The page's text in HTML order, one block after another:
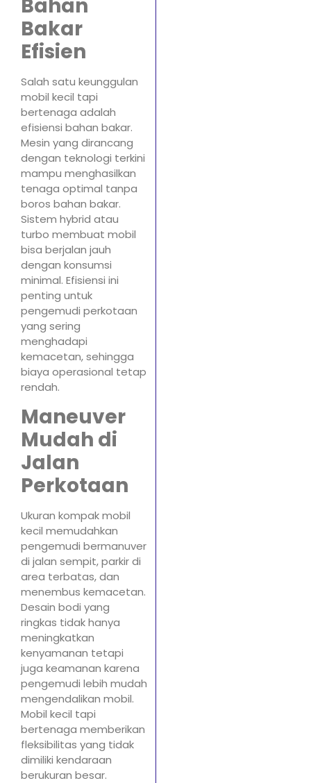
Bahan
Bakar
Efisien
Salah satu keunggulan
mobil kecil tapi
bertenaga adalah
efisiensi bahan bakar.
Mesin yang dirancang
dengan teknologi terkini
mampu menghasilkan
tenaga optimal tanpa
boros bahan bakar.
Sistem hybrid atau
turbo membuat mobil
bisa berjalan jauh
dengan konsumsi
minimal. Efisiensi ini
penting untuk
pengemudi perkotaan
yang sering
menghadapi
kemacetan, sehingga
biaya operasional tetap
rendah.
Maneuver
Mudah di
Jalan
Perkotaan
Ukuran kompak mobil
kecil memudahkan
pengemudi bermanuver
di jalan sempit, parkir di
area terbatas, dan
menembus kemacetan.
Desain bodi yang
ringkas tidak hanya
meningkatkan
kenyamanan tetapi
juga keamanan karena
pengemudi lebih mudah
mengendalikan mobil.
Mobil kecil tapi
bertenaga memberikan
fleksibilitas yang tidak
dimiliki kendaraan
berukuran besar.